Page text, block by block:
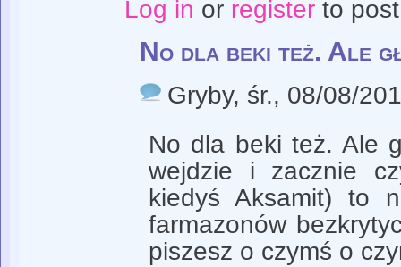
Log in or registerto post
No dla beki też. Ale
Gryby, śr., 08/08/
No dla beki też. Ale
wejdzie i zacznie
kiedyś Aksamit) to
farmazonów
piszesz o czymś o